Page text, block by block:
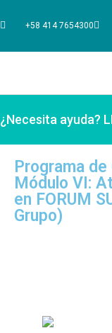
+58 414 7654300
¿Necesita ayuda?
Programa
Módulo VI:
en FORUM
Grupo)